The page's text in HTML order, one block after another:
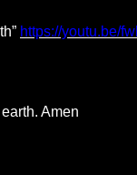
https://youtu.be/
Amen